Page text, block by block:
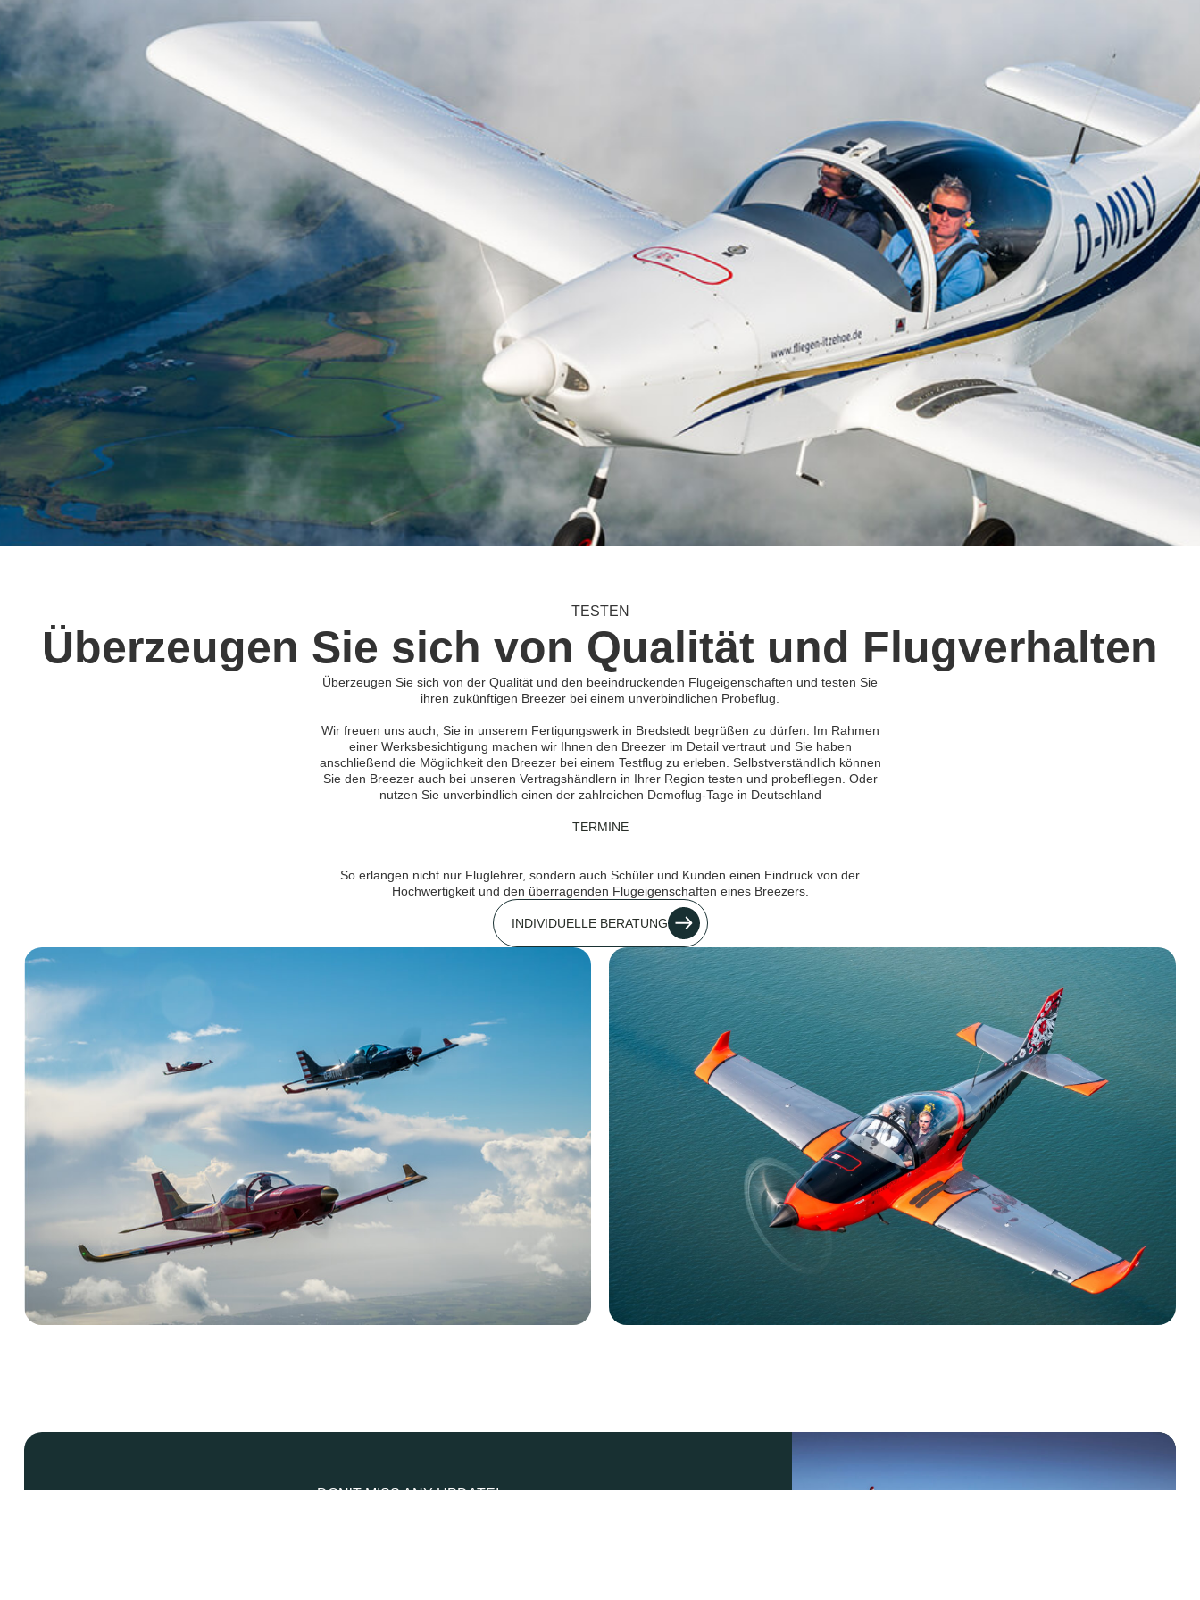
TESTEN
Überzeugen Sie sich von Qualität und Flugverhalten
Überzeugen Sie sich von der Qualität und den beeindruckenden Flugeigenschaften und testen Sie
ihren zukünftigen Breezer bei einem unverbindlichen Probeflug.
Wir freuen uns auch, Sie in unserem Fertigungswerk in Bredstedt begrüßen zu dürfen. Im Rahmen
einer Werksbesichtigung machen wir Ihnen den Breezer im Detail vertraut und Sie haben
anschließend die Möglichkeit den Breezer bei einem Testflug zu erleben. Selbstverständlich können
Sie den Breezer auch bei unseren Vertragshändlern in Ihrer Region testen und probefliegen. Oder
nutzen Sie unverbindlich einen der zahlreichen Demoflug-Tage in Deutschland
TERMINE
So erlangen nicht nur Fluglehrer, sondern auch Schüler und Kunden einen Eindruck von der
Hochwertigkeit und den überragenden Flugeigenschaften eines Breezers.
INDIVIDUELLE BERATUNG
DON’T MISS ANY UPDATE!